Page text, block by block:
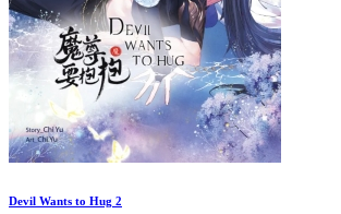
Devil Wants to Hug 2